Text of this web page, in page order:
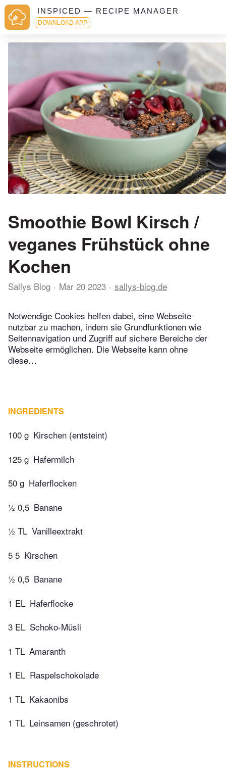
INSPICED — RECIPE MANAGER
DOWNLOAD APP
Smoothie Bowl Kirsch /
veganes Frühstück ohne
Kochen
Sallys Blog Mar 20 2023 sallys-blog.de
Notwendige Cookies helfen dabei, eine Webseite
nutzbar zu machen, indem sie Grundfunktionen wie
Seitennavigation und Zugriff auf sichere Bereiche der
Webseite ermöglichen. Die Webseite kann ohne
diese…
INGREDIENTS
100 g Kirschen (entsteint)
125 g Hafermilch
50 g Haferflocken
½ 0,5 Banane
½ TL Vanilleextrakt
5 5 Kirschen
½ 0,5 Banane
1 EL Haferflocke
3 EL Schoko-Müsli
1 TL Amaranth
1 EL Raspelschokolade
1 TL Kakaonibs
1 TL Leinsamen (geschrotet)
INSTRUCTIONS